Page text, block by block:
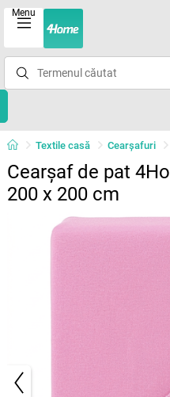
Menu
Textile casă Cearșafuri
Cearșaf de pat
200 x 200 cm